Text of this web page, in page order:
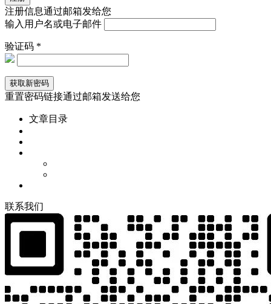
注册信息通过邮箱发给您
输入用户名或电子邮件
验证码 *
重置密码链接通过邮箱发送给您
文章目录
联系我们